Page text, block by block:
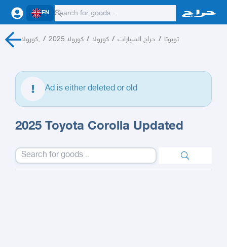
EN
كورولا, / كورولا 2025 / كورولا / حراج السيارات / تويوتا
Ad is either deleted or old
2025 Toyota Corolla Updated